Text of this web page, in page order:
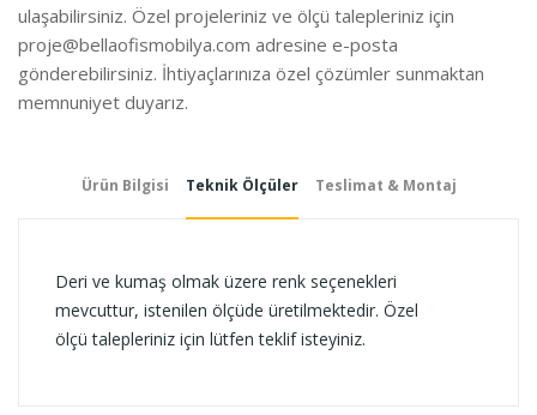
ulaşabilirsiniz. Özel projeleriniz ve ölçü talepleriniz için
proje@bellaofismobilya.com adresine e-posta
gönderebilirsiniz. İhtiyaçlarınıza özel çözümler sunmaktan
memnuniyet duyarız.
Ürün Bilgisi Teknik Ölçüler Teslimat & Montaj
Deri ve kumaş olmak üzere renk seçenekleri
mevcuttur, istenilen ölçüde üretilmektedir. Özel
ölçü talepleriniz için lütfen teklif isteyiniz.